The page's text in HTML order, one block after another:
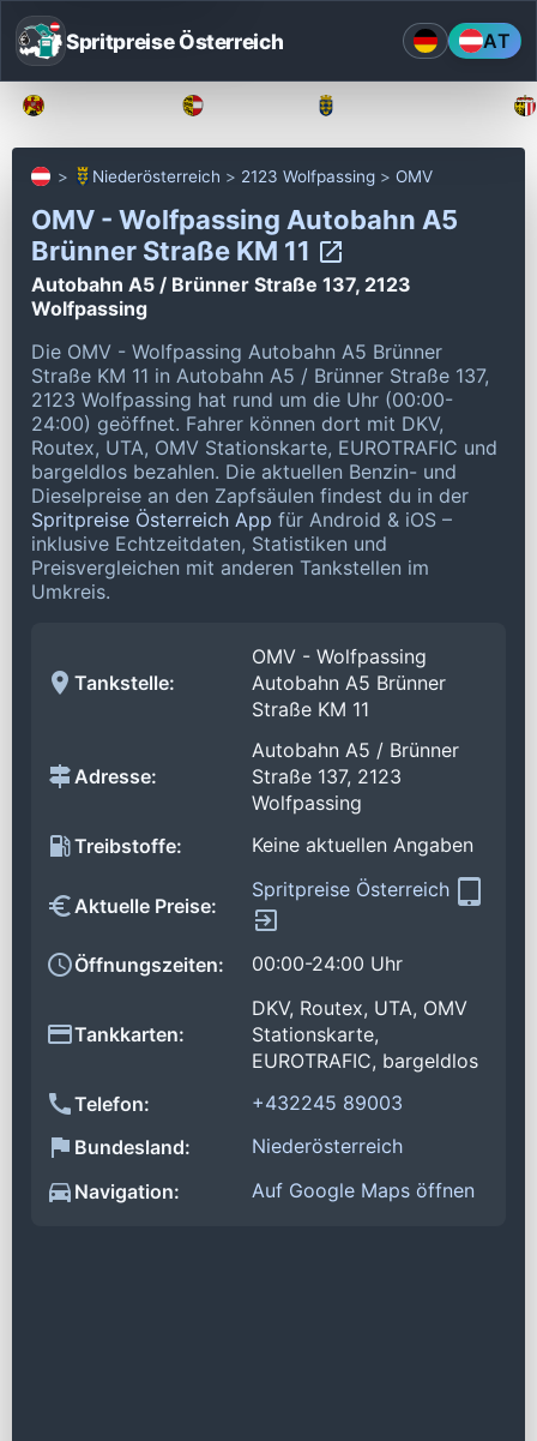
Spritpreise Österreich AT
Niederösterreich 2123 Wolfpassing OMV
OMV - Wolfpassing Autobahn A5
Brünner Straße KM 11
Autobahn A5 / Brünner Straße 137, 2123
Wolfpassing
Die OMV - Wolfpassing Autobahn A5 Brünner
Straße KM 11 in Autobahn A5 / Brünner Straße 137,
2123 Wolfpassing hat rund um die Uhr (00:00-
24:00) geöffnet. Fahrer können dort mit DKV,
Routex, UTA, OMV Stationskarte, EUROTRAFIC und
bargeldlos bezahlen. Die aktuellen Benzin- und
Dieselpreise an den Zapfsäulen findest du in der
Spritpreise Österreich App für Android & iOS –
inklusive Echtzeitdaten, Statistiken und
Preisvergleichen mit anderen Tankstellen im
Umkreis.
Tankstelle:
OMV - Wolfpassing
Autobahn A5 Brünner
Straße KM 11
Adresse:
Autobahn A5 / Brünner
Straße 137, 2123
Wolfpassing
Treibstoffe:
Keine aktuellen Angaben
Aktuelle Preise:
Spritpreise Österreich
Öffnungszeiten: 00:00-24:00 Uhr
Tankkarten:
DKV, Routex, UTA, OMV
Stationskarte,
EUROTRAFIC, bargeldlos
Telefon:
+432245 89003
Bundesland:
Niederösterreich
Navigation:
Auf Google Maps öffnen